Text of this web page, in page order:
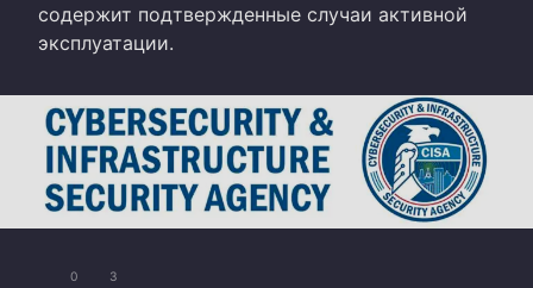
содержит подтвержденные случаи активной
эксплуатации.
0 3